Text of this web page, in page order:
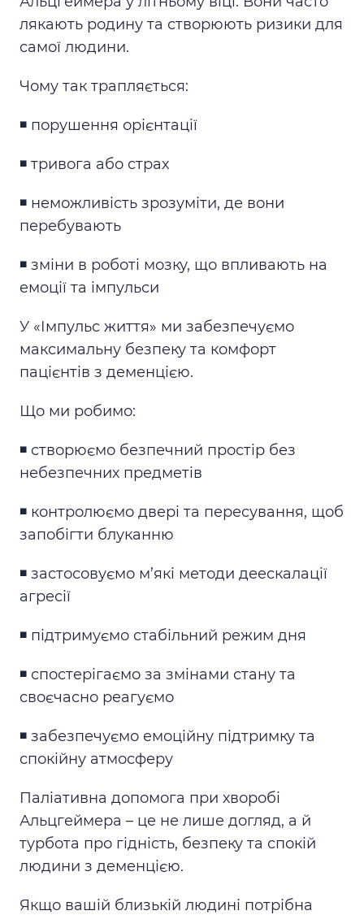
лякають родину та створюють ризики для
самої людини.
Чому так трапляється:
◾️ порушення орієнтації
◾️ тривога або страх
◾️ неможливість зрозуміти, де вони
перебувають
◾️ зміни в роботі мозку, що впливають на
емоції та імпульси
У «Імпульс життя» ми забезпечуємо
максимальну безпеку та комфорт
пацієнтів з деменцією.
Що ми робимо:
◾️ створюємо безпечний простір без
небезпечних предметів
◾️ контролюємо двері та пересування, щоб
запобігти блуканню
◾️ застосовуємо м’які методи деескалації
агресії
◾️ підтримуємо стабільний режим дня
◾️ спостерігаємо за змінами стану та
своєчасно реагуємо
◾️ забезпечуємо емоційну підтримку та
спокійну атмосферу
Паліативна допомога при хворобі
Альцгеймера – це не лише догляд, а й
турбота про гідність, безпеку та спокій
людини з деменцією.
Якщо вашій близькій людині потрібна